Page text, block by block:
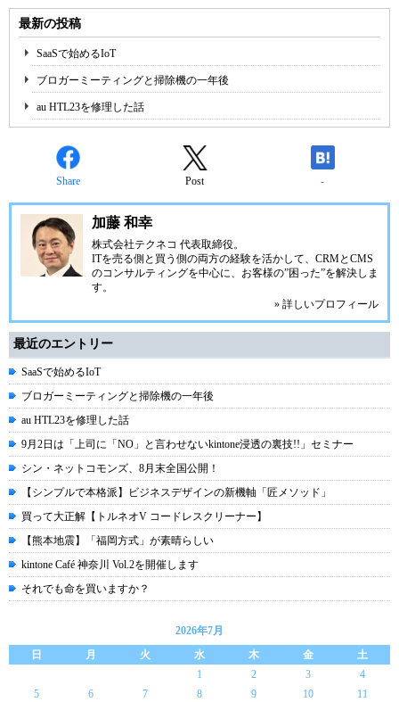
最新の投稿
SaaSで始めるIoT
ブロガーミーティングと掃除機の一年後
au HTL23を修理した話
Share Post -
加藤 和幸
株式会社テクネコ 代表取締役。
ITを売る側と買う側の両方の経験を活かして、CRMとCMS
のコンサルティングを中心に、お客様の”困った”を解決しま
す。
» 詳しいプロフィール
最近のエントリー
SaaSで始めるIoT
ブロガーミーティングと掃除機の一年後
au HTL23を修理した話
9月2日は「上司に「NO」と言わせないkintone浸透の裏技!!」セミナー
シン・ネットコモンズ、8月末全国公開！
【シンプルで本格派】ビジネスデザインの新機軸「匠メソッド」
買って大正解【トルネオV コードレスクリーナー】
【熊本地震】「福岡方式」が素晴らしい
kintone Café 神奈川 Vol.2を開催します
それでも命を買いますか？
2026年7月
日
月 火 水 木 金
土
1
2 3
4
5
6 7 8 9 10
11